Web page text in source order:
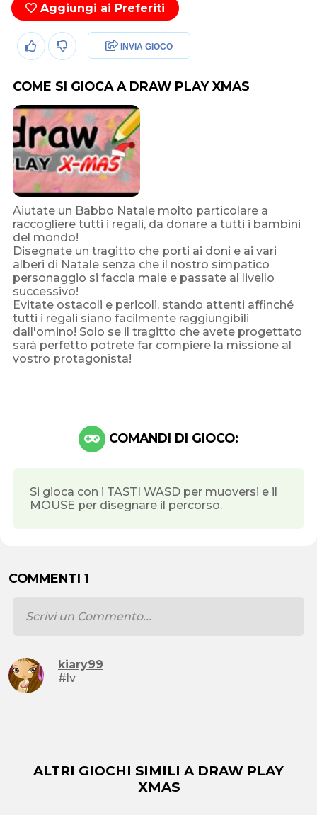
Aggiungi ai Preferiti
INVIA GIOCO
COME SI GIOCA A DRAW PLAY XMAS
Aiutate un Babbo Natale molto particolare a
raccogliere tutti i regali, da donare a tutti i bambini
del mondo!
Disegnate un tragitto che porti ai doni e ai vari
alberi di Natale senza che il nostro simpatico
personaggio si faccia male e passate al livello
successivo!
Evitate ostacoli e pericoli, stando attenti affinché
tutti i regali siano facilmente raggiungibili
dall'omino! Solo se il tragitto che avete progettato
sarà perfetto potrete far compiere la missione al
vostro protagonista!
COMANDI DI GIOCO:
Si gioca con i TASTI WASD per muoversi e il
MOUSE per disegnare il percorso.
COMMENTI 1
kiary99
#lv
ALTRI GIOCHI SIMILI A DRAW PLAY
XMAS